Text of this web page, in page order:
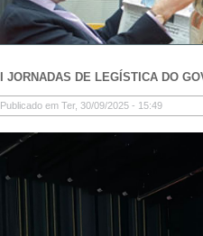
I JORNADAS DE LEGÍSTICA DO
Publicado em Ter, 30/09/2025 - 15:49